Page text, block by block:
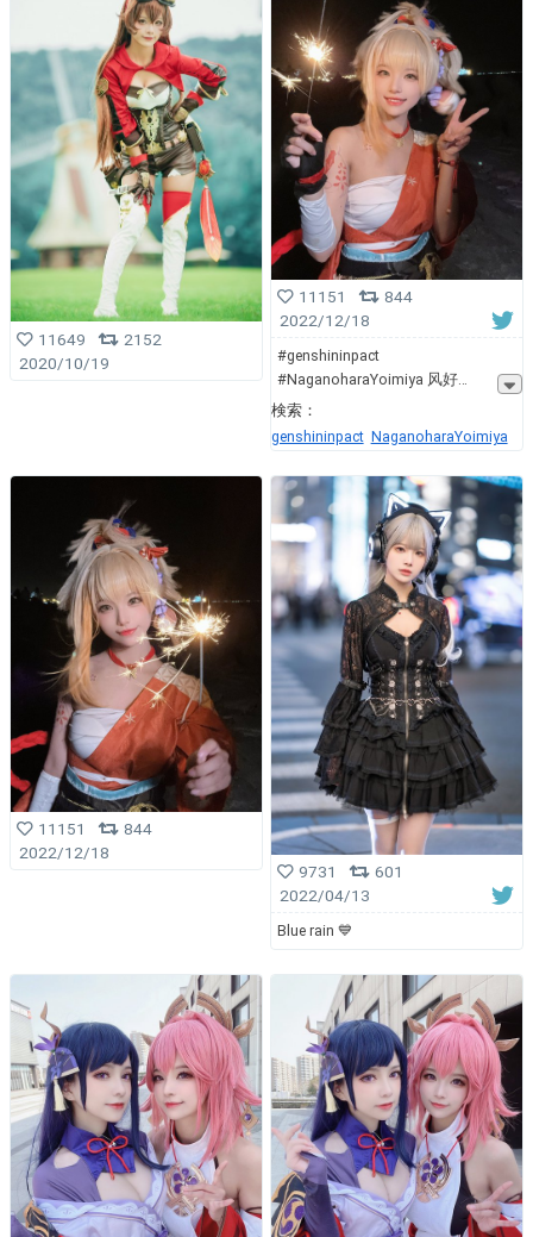
11649
2152
2020/10/19
11151
844
2022/12/18
#genshininpact
#NaganoharaYoimiya 风好
検索：
genshininpact NaganoharaYoimiya
11151
844
2022/12/18
9731
601
2022/04/13
Blue rain 💙